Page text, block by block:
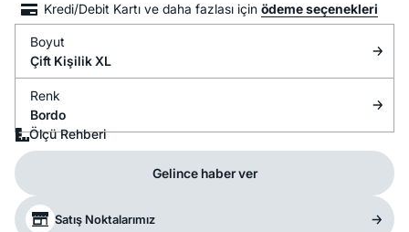
Kredi/Debit Kartı ve daha fazlası için ödeme seçenekleri
Boyut
Çift Kişilik XL
Renk
Bordo
Ölçü Rehberi
Gelince haber ver
Satış Noktalarımız